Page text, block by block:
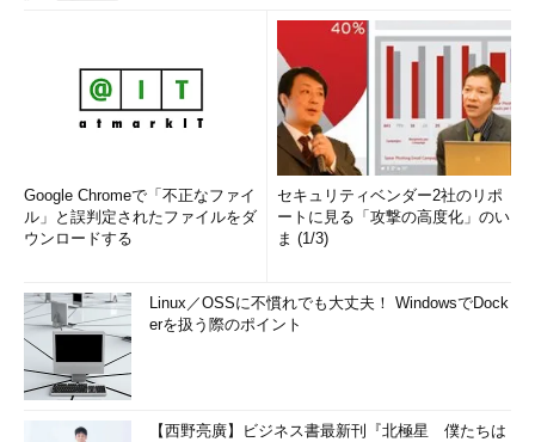
Google Chromeで「不正なファイ
ル」と誤判定されたファイルをダ
ウンロードする
セキュリティベンダー2社のリポ
ートに見る「攻撃の高度化」のい
ま (1/3)
Linux／OSSに不慣れでも大丈夫！ WindowsでDock
erを扱う際のポイント
【西野亮廣】ビジネス書最新刊『北極星 僕たちは